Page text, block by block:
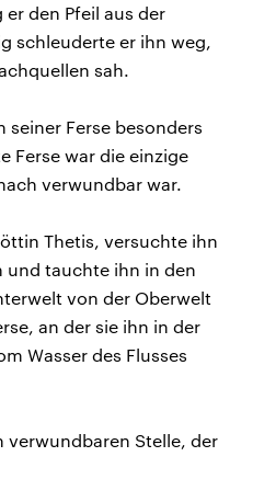
den Pfeil aus der
schleuderte er ihn weg,
sah.
seiner Ferse besonders
Ferse war die einzige
verwundbar war.
Thetis, versuchte ihn
und tauchte ihn in den
von der Oberwelt
an der sie ihn in der
Wasser des Flusses
verwundbaren Stelle, der